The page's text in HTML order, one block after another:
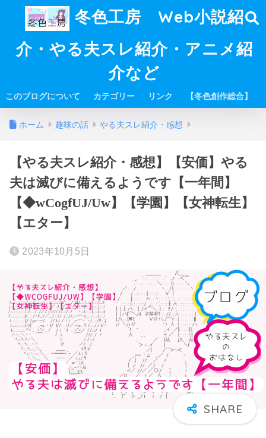
冬色工房 Web小説紹
介・やる夫スレ紹介・アニメ紹
介など
このブログについて カテゴリー リンク 【冬色創作総合】
ホーム 趣味の話 やる夫スレ紹介・感想
【やる夫スレ紹介・感想】【安価】やる
夫は滅びに備えるようです【一年間】
【◆wCogfUJ/Uw】【学園】【女神転生】
【エター】
2023年10月5日